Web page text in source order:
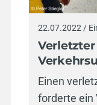
22.07.2022 /
Einen
forderte ein